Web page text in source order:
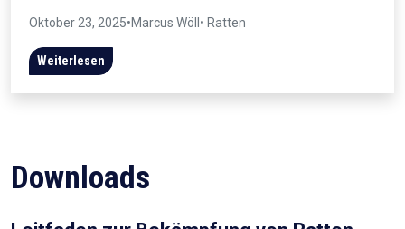
Oktober 23, 2025•Marcus Wöll • Ratten
Weiterlesen
Downloads